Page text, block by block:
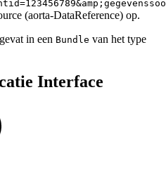
(aorta-DataReference) op.
in een Bundle van het type
Interface